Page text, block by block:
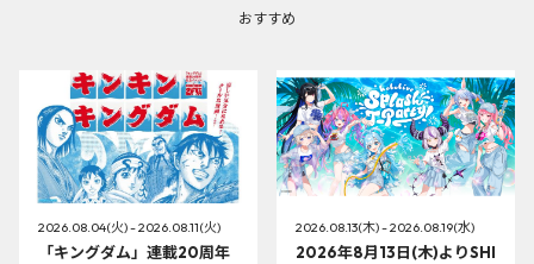
おすすめ
2026.08.04(火) - 2026.08.11(火)
「キングダム」連載20周年
2026.08.13(木) - 2026.08.19(水)
2026年8月13日(木)よりSHI